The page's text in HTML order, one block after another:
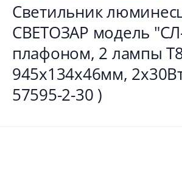
Светильник
СВЕТОЗАР модель
плафоном, 2 лампы
945x134x46мм,
57595-2-30 )